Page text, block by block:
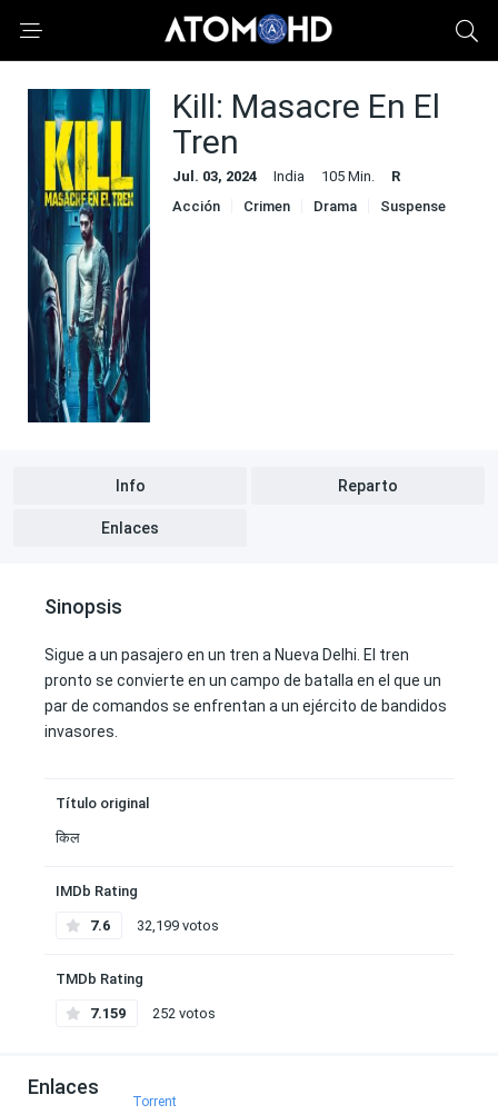
Kill: Masacre En El
Tren
Jul. 03, 2024 India 105 Min.
R
Acción
Crimen Drama Suspense
Info Reparto
Enlaces
Sinopsis
Sigue a un pasajero en un tren a Nueva Delhi. El tren
pronto se convierte en un campo de batalla en el que un
par de comandos se enfrentan a un ejército de bandidos
invasores.
Título original
किल
IMDb Rating
7.6 32,199 votos
TMDb Rating
7.159 252 votos
Enlaces
Torrent